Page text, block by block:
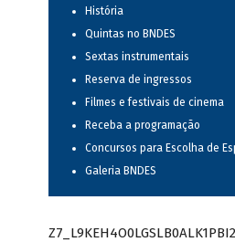
História
Quintas no BNDES
Sextas instrumentais
Reserva de ingressos
Filmes e festivais de cinema
Receba a programação
Concursos para Escolha de
Galeria BNDES